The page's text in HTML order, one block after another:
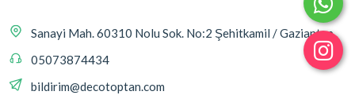
Sanayi Mah. 60310 Nolu Sok. No:2 Şehitkamil / Gaziantep
05073874434
bildirim@decotoptan.com